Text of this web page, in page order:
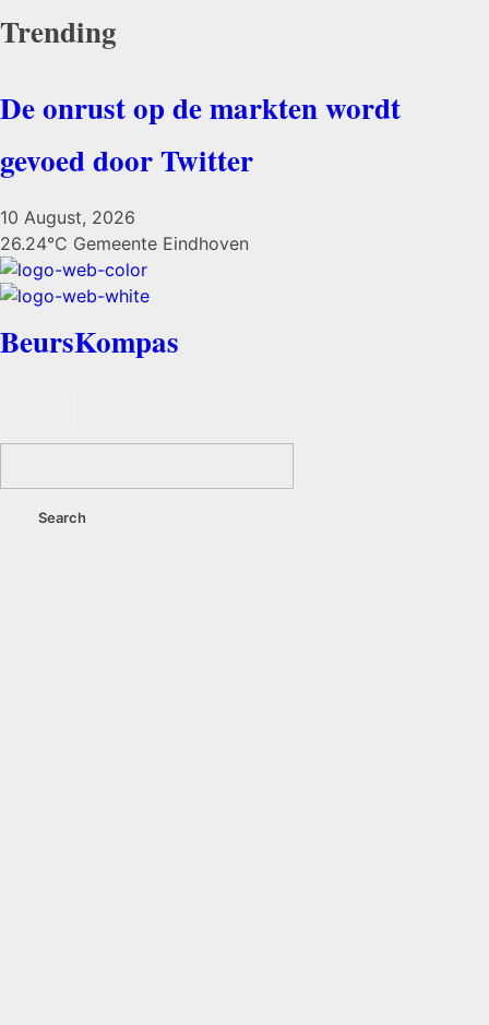
Trending
De onrust op de markten wordt
gevoed door Twitter
10 August, 2026
26.24°C Gemeente Eindhoven
BeursKompas